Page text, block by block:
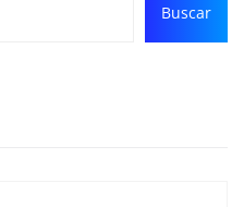
Buscar